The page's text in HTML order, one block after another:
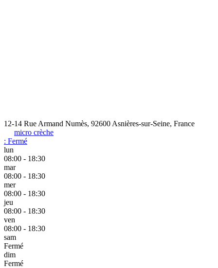
12-14 Rue Armand Numès, 92600 Asnières-sur-Seine, France
micro crèche
: Fermé
lun
08:00 - 18:30
mar
08:00 - 18:30
mer
08:00 - 18:30
jeu
08:00 - 18:30
ven
08:00 - 18:30
sam
Fermé
dim
Fermé